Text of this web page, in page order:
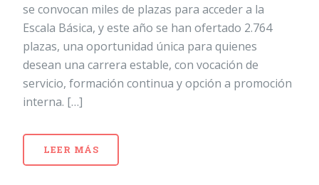
se convocan miles de plazas para acceder a la
Escala Básica, y este año se han ofertado 2.764
plazas, una oportunidad única para quienes
desean una carrera estable, con vocación de
servicio, formación continua y opción a promoción
interna. […]
LEER MÁS